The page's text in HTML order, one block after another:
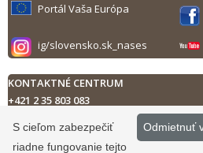
Portál Vaša Európa
ig/slovensko.sk_nases
KONTAKTNÉ CENTRUM
+421 2 35 803 083
Kontaktný formulár
Odmietnuť
S cieľom zabezpečiť
riadne fungovanie tejto